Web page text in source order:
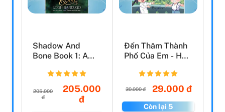
Shadow And
Bone Book 1: A
Series
205.000
đ
205.000
đ
Đến Thăm Thành
Phố Của Em - Hà
30.000 đ 29.000 đ
Còn lại 5